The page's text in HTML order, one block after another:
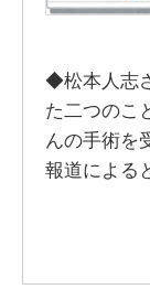
◆松本人志
た二つのこ
んの手術を
報道による